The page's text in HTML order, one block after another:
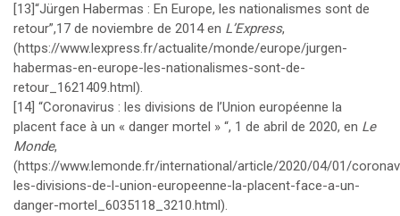
[13] “Jürgen Habermas : En Europe, les nationalismes sont de
retour”,17 de noviembre de 2014 en L’Express,
(https://www.lexpress.fr/actualite/monde/europe/jurgen-
habermas-en-europe-les-nationalismes-sont-de-
retour_1621409.html ).
[14] “Coronavirus : les divisions de l’Union européenne la
placent face à un « danger mortel » “, 1 de abril de 2020, en Le
Monde,
(https://www.lemonde.fr/international/article/2020/04/01/
les-divisions-de-l-union-europeenne-la-placent-face-a-un-
danger-mortel_6035118_3210.html ).